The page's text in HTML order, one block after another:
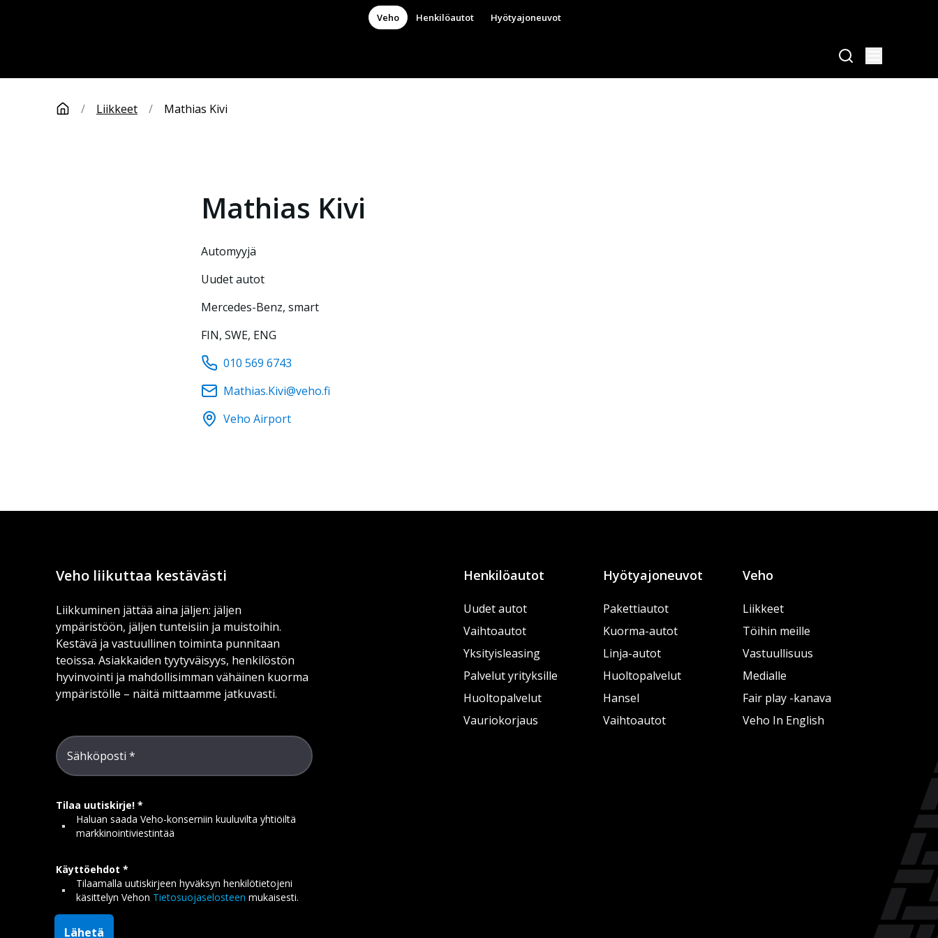
Veho Henkilöautot Hyötyajoneuvot
/ Liikkeet / Mathias Kivi
Mathias Kivi
automyyjä
Uudet autot
Mercedes-Benz, smart
FIN, SWE, ENG
010 569 6743
Mathias.Kivi@veho.fi
Veho Airport
Veho liikuttaa kestävästi
Liikkuminen jättää aina jäljen: jäljen
ympäristöön, jäljen tunteisiin ja muistoihin.
Kestävä ja vastuullinen toiminta punnitaan
teoissa. Asiakkaiden tyytyväisyys, henkilöstön
hyvinvointi ja mahdollisimman vähäinen kuorma
ympäristölle – näitä mittaamme jatkuvasti.
Sähköposti
Tilaa uutiskirje!
Haluan saada Veho-konserniin kuuluvilta yhtiöiltä
markkinointiviestintää
Käyttöehdot
Tilaamalla uutiskirjeen hyväksyn henkilötietojeni
käsittelyn Vehon Tietosuojaselosteen mukaisesti.
Lähetä
Henkilöautot
Uudet autot
Vaihtoautot
Yksityisleasing
Palvelut yrityksille
Huoltopalvelut
Vauriokorjaus
Hyötyajoneuvot
Pakettiautot
Kuorma-autot
Linja-autot
Huoltopalvelut
Hansel
Vaihtoautot
Veho
Liikkeet
Töihin meille
Vastuullisuus
Medialle
Fair play -kanava
Veho In English